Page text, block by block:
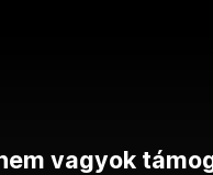
vagyok